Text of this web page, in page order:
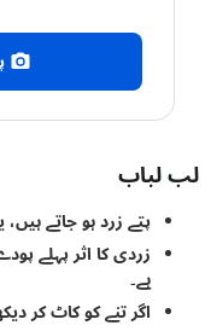
پتے زرد ہو جاتے ہیں، یہ
زردی کا اثر پہلے پودے
اگر تنے کو کاٹ کر دیکھیں